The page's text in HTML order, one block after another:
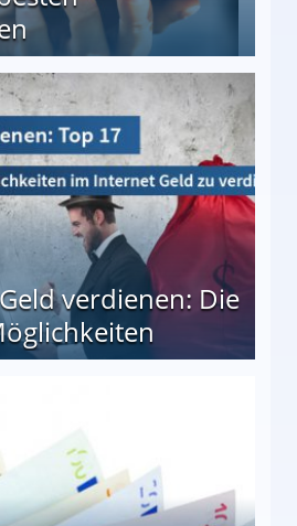
verdienen: Die